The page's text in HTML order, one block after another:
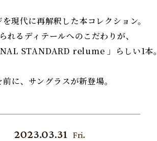
現代に再解釈した本コレクション。
れるディテールへのこだわりが、
STANDARD relume 」らしい1本。
前に、サングラスが新登場。
2023.03.31 Fri.